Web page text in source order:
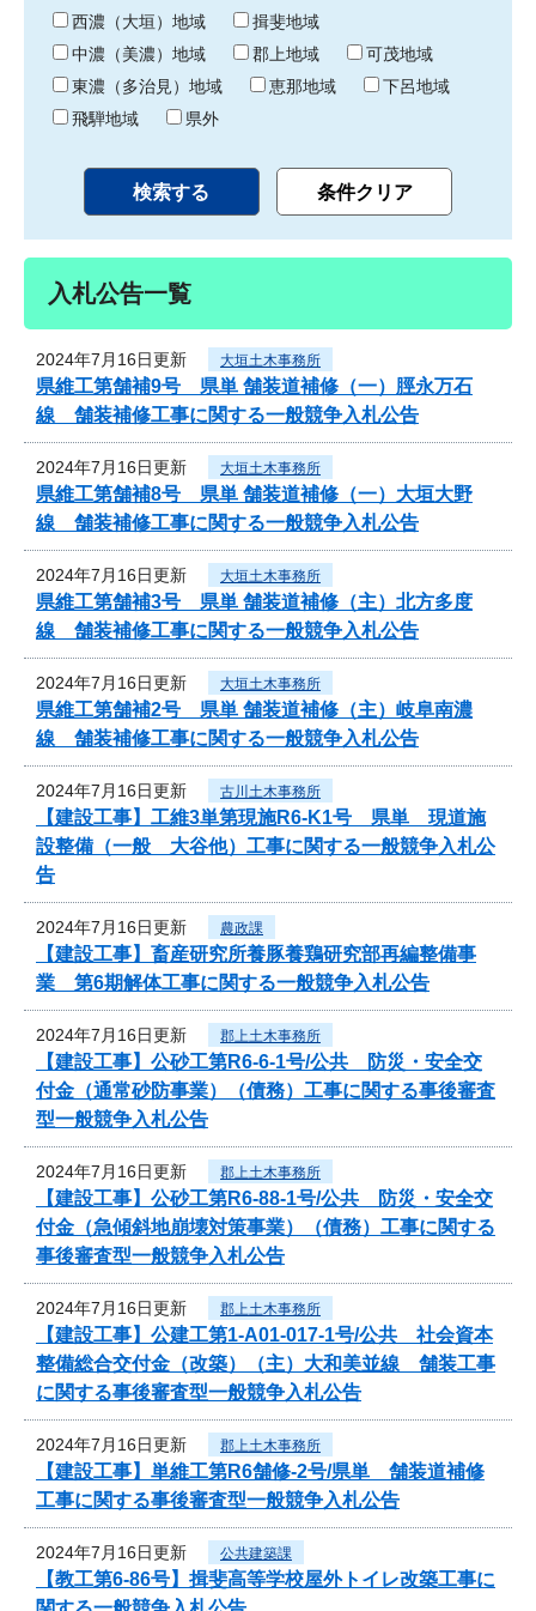
り 西濃（大垣）地域
揖斐地域
中濃（美濃）地域
郡上地域
可茂地域
東濃（多治見）地域
恵那地域
下呂地域
飛騨地域
県外
入札公告一覧
2024年7月16日更新 大垣土木事務所
県維工第舗補9号 県単 舗装道補修（一）脛永万石
線 舗装補修工事に関する一般競争入札公告
2024年7月16日更新 大垣土木事務所
県維工第舗補8号 県単 舗装道補修（一）大垣大野
線 舗装補修工事に関する一般競争入札公告
2024年7月16日更新 大垣土木事務所
県維工第舗補3号 県単 舗装道補修（主）北方多度
線 舗装補修工事に関する一般競争入札公告
2024年7月16日更新 大垣土木事務所
県維工第舗補2号 県単 舗装道補修（主）岐阜南濃
線 舗装補修工事に関する一般競争入札公告
2024年7月16日更新 古川土木事務所
【建設工事】工維3単第現施R6-K1号 県単 現道施
設整備（一般 大谷他）工事に関する一般競争入札公
告
2024年7月16日更新 農政課
【建設工事】畜産研究所養豚養鶏研究部再編整備事
業 第6期解体工事に関する一般競争入札公告
2024年7月16日更新 郡上土木事務所
【建設工事】公砂工第R6-6-1号/公共 防災・安全交
付金（通常砂防事業）（債務）工事に関する事後審査
型一般競争入札公告
2024年7月16日更新 郡上土木事務所
【建設工事】公砂工第R6-88-1号/公共 防災・安全交
付金（急傾斜地崩壊対策事業）（債務）工事に関する
事後審査型一般競争入札公告
2024年7月16日更新 郡上土木事務所
【建設工事】公建工第1-A01-017-1号/公共 社会資本
整備総合交付金（改築）（主）大和美並線 舗装工事
に関する事後審査型一般競争入札公告
2024年7月16日更新 郡上土木事務所
【建設工事】単維工第R6舗修-2号/県単 舗装道補修
工事に関する事後審査型一般競争入札公告
2024年7月16日更新 公共建築課
【教工第6-86号】揖斐高等学校屋外トイレ改築工事に